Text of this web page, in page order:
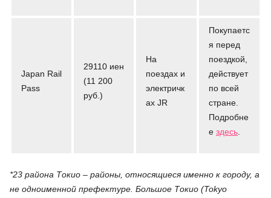
Japan Rail
Pass
29110 иен
(11 200
руб.)
На
поездах и
электричк
ах JR
Покупаетс
я перед
поездкой,
действует
по всей
стране.
Подробне
е здесь
*23 района Токио – районы, относящиеся именно к городу, а
не одноименной префектуре. Большое Токио (Tokyo